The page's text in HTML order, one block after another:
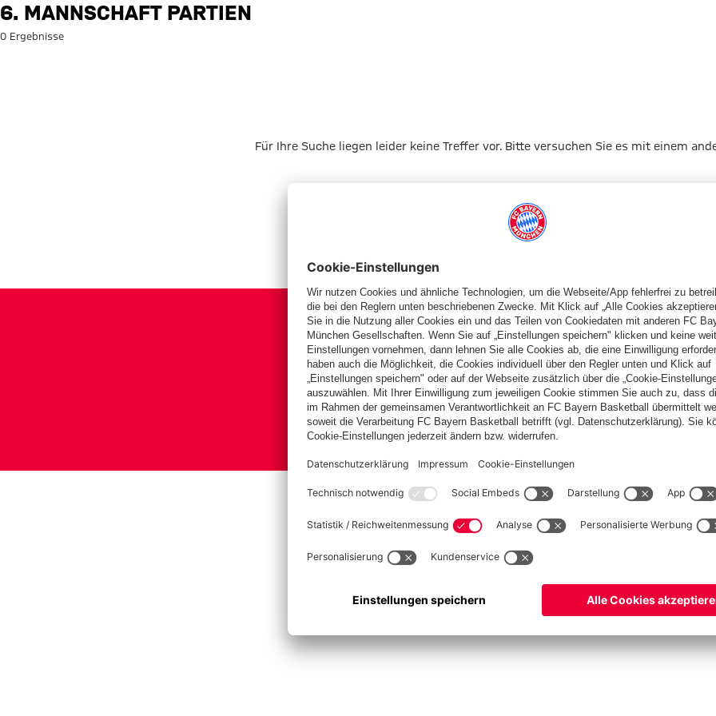
Suche: 6. Mannschaft Partien
6. MANNSCHAFT PARTIEN
0 Ergebnisse
Für Ihre Suche liegen leider keine Treffer vor. Bitte versuchen Sie es mit einem
Basketball Frauen Handball Schach Schiedsrichter Seniorenfußball
Impressum Datenschutz Nutzungsbedingungen Barrierefreiheit